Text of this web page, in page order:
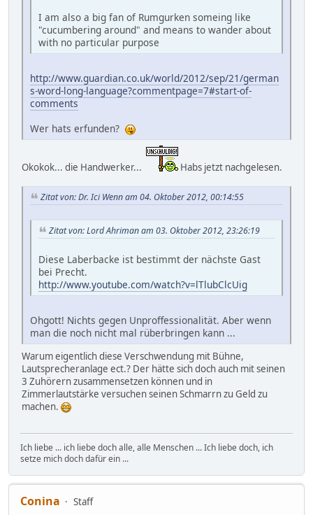
I am also a big fan of Rumgurken someing like
"cucumbering around" and means to wander about
with no particular purpose
http://www.guardian.co.uk/world/2012/sep/21/german
s-word-long-language?commentpage=7#start-of-
comments
Wer hats erfunden?
Okokok... die Handwerker... Habs jetzt nachgelesen.
Zitat von: Dr. Ici Wenn am 04. Oktober 2012, 00:14:55
Zitat von: Lord Ahriman am 03. Oktober 2012, 23:26:19
Diese Laberbacke ist bestimmt der nächste Gast
bei Precht.
http://www.youtube.com/watch?v=lTlubClcUig
Ohgott! Nichts gegen Unproffessionalität. Aber wenn
man die noch nicht mal rüberbringen kann ...
Warum eigentlich diese Verschwendung mit Bühne,
Lautsprecheranlage ect.? Der hätte sich doch auch mit seinen
3 Zuhörern zusammensetzen können und in
Zimmerlautstärke versuchen seinen Schmarrn zu Geld zu
machen.
Ich liebe ... ich liebe doch alle, alle Menschen ... Ich liebe doch, ich
setze mich doch dafür ein ...
Conina
Staff